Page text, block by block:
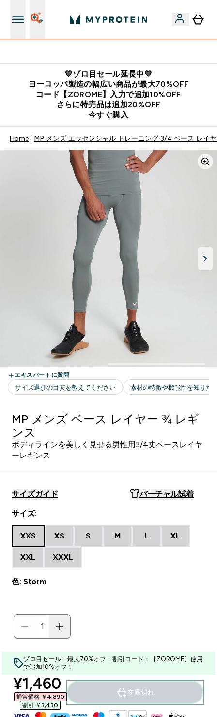
💙ゾロ目セール延長中💙
ヨーロッパ製造の幅広い商品が最大70%OFF
コード【ZOROME】入力で追加10%OFF
さらに特売品は追加20%OFF
今すぐ購入
Home MP メンズ エッセンシャル トレーニング 3/4 ベース レイ
MP メンズ ベース レイヤー ¾ レギ
ンス
ボディラインを美しく見せる男性用3/4丈ベースレイヤ
ーレギンス
サイズガイド バーチャル試着
サイズ:
XXS XS S M L XL
XXL XXXL
色: Storm
ゾロ目セール｜最大70%オフ｜割引コード：【ZOROME】使用
で追加10%オフ！
discounted price
¥1,460‎
通常価格 ￥4,890‎
割引 ￥3,430‎
在庫切れ